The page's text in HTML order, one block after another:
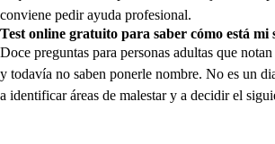
conviene pedir ayuda profesional.
Test online gratuito para saber cómo está mi
Doce preguntas para personas adultas que
y todavía no saben ponerle nombre. No es un
a identificar áreas de malestar y a decidir el